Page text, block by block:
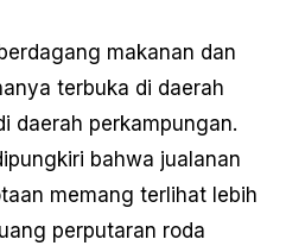
makanan dan
terbuka di daerah
daerah perkampungan.
bahwa jualanan
memang terlihat lebih
perputaran roda